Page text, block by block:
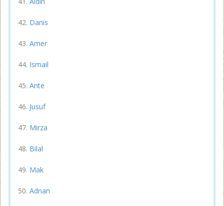
Danis
Amer
Ismail
Ante
Jusuf
Mirza
Bilal
Mak
Adnan